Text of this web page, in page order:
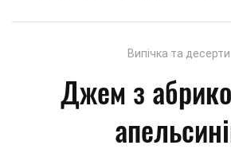
Випічка та десерти
Джем з